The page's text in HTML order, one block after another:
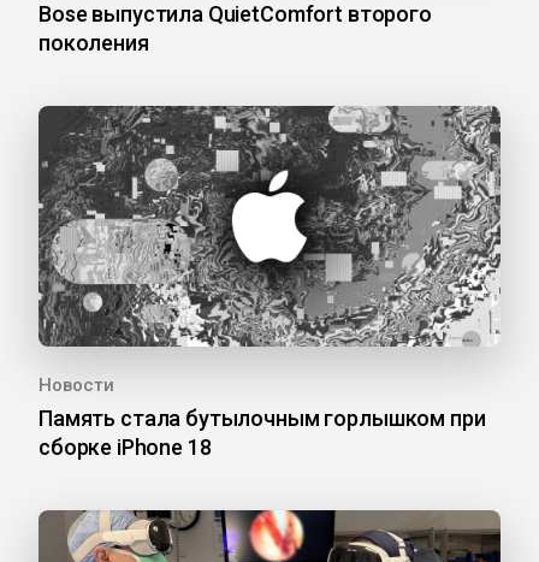
Bose выпустила QuietComfort второго
поколения
Новости
Память стала бутылочным горлышком при
сборке iPhone 18